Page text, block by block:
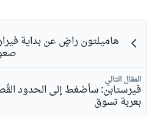
هاميلتون راضٍ عن بداية
المقال التالي
فيرستابن: سأضغط إلى الحدود
بعربة تسوق